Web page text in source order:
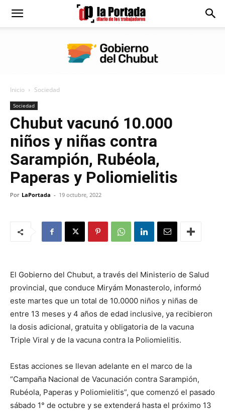
Diario
Portada
Inicio Sociedad
Sociedad
Chubut vacunó 10.000
niños y niñas contra
Sarampión, Rubéola,
Paperas y Poliomielitis
Por LaPortada - 19 octubre, 2022
El Gobierno del Chubut, a través del Ministerio de Salud
provincial, que conduce Miryám Monasterolo, informó
este martes que un total de 10.0000 niños y niñas de
entre 13 meses y 4 años de edad inclusive, ya recibieron
la dosis adicional, gratuita y obligatoria de la vacuna
Triple Viral y de la vacuna contra la Poliomielitis.
Estas acciones se llevan adelante en el marco de la
“Campaña Nacional de Vacunación contra Sarampión,
Rubéola, Paperas y Poliomielitis”, que comenzó el pasado
sábado 1° de octubre y se extenderá hasta el próximo 13